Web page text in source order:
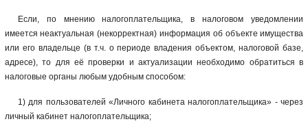
Если, по мнению налогоплательщика, в налоговом уведомлении
имеется неактуальная (некорректная) информация об объекте имущества
или его владельце (в т.ч. о периоде владения объектом, налоговой базе,
адресе), то для её проверки и актуализации необходимо обратиться в
налоговые органы любым удобным способом:
1) для пользователей «Личного кабинета налогоплательщика» - через
личный кабинет налогоплательщика;